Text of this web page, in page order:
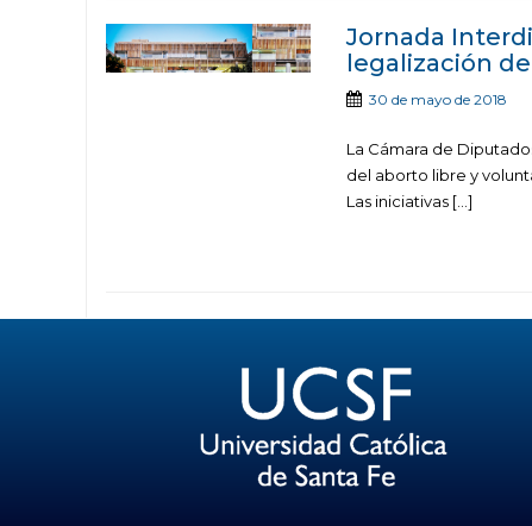
Jornada
legalización
30 de mayo de 2018
La Cámara de
del aborto libre y
Las iniciativas […]